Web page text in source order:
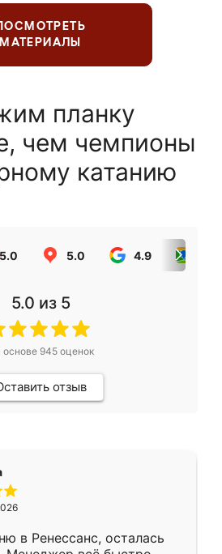
ПОСМОТРЕТЬ
МАТЕРИАЛЫ
планку
чем чемпионы
катанию
5.0 5.0 4.9
5.0 из 5
основе 945оценок
отзыв
в Ренессанс, осталась